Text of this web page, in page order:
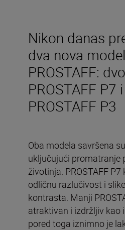
Nikon danas
dva nova
PROSTAFF:
PROSTAFF P7 i
PROSTAFF P3
Oba modela savršena
uključujući promatranje
životinja. PROSTAFF
odličnu razlučivost i
kontrasta. Manji
atraktivan i izdržljiv kao
pored toga iznimno je